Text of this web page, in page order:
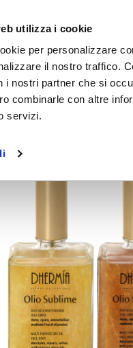
utilizza i cookie
per personalizzare
il nostro traffico.
i nostri partner che si
combinarle con altre
servizi.
shipping on orders
FACE